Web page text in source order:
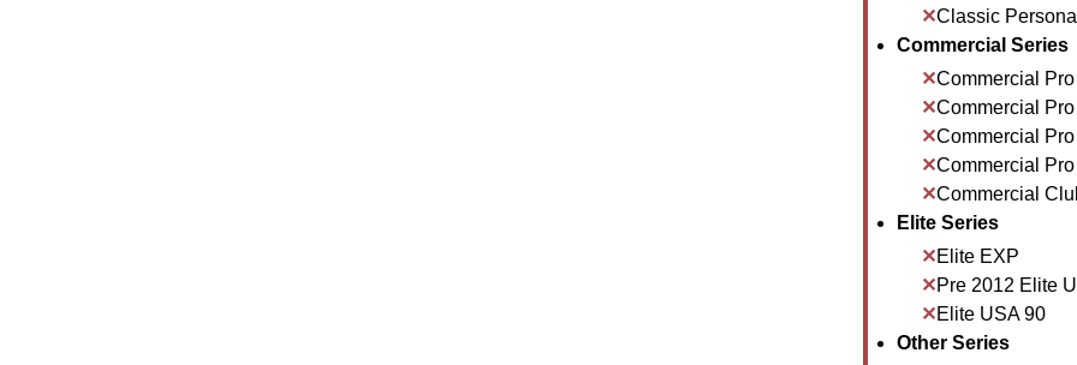
Classic
Commercial Series
Commercial
Commercial
Commercial
Commercial
Commercial
Elite Series
Elite EXP
Pre 2012 Elite
Elite USA 90
Other Series